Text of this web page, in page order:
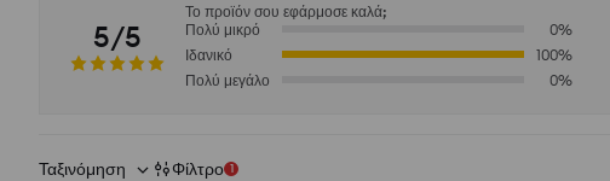
5/5
Το προϊόν σου εφάρμοσε καλά;
Πολύ μικρό
0%
Ιδανικό
100%
Πολύ μεγάλο
0%
Ταξινόμηση Φίλτρο 1